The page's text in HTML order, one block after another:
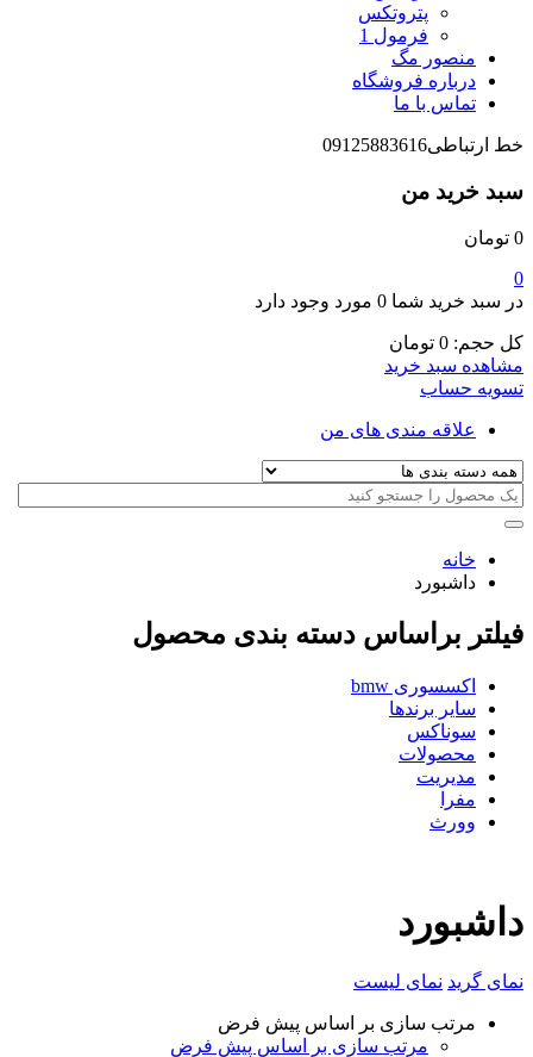
پتروتکس
فرمول 1
منصور مگ
درباره فروشگاه
تماس با ما
خط ارتباطی09125883616
سبد خرید من
0 تومان
0
در سبد خرید شما 0 مورد وجود دارد
کل حجم: 0 تومان
مشاهده سبد خرید
تسویه حساب
علاقه مندی های من
خانه
داشبورد
فیلتر براساس دسته بندی محصول
اکسسوری bmw
سایر برندها
سوناکس
محصولات
مدیریت
مفرا
وورث
داشبورد
نمای گرید نمای لیست
مرتب سازی بر اساس پیش فرض
مرتب سازی بر اساس پیش فرض